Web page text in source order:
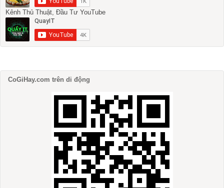
Kênh Thủ Thuật, Đầu Tư YouTube
CoGiHay.com trên di động